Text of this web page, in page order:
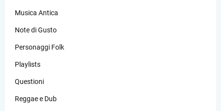
Musica Antica
Note di Gusto
Personaggi Folk
Playlists
Questioni
Reggae e Dub